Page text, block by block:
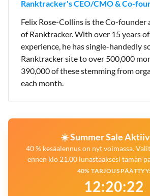
Ranktracker's CEO/CMO & Co-
Felix Rose-Collins is the Co-founder
of Ranktracker. With over 15 years of
experience, he has single-handedly
Ranktracker site to over 500,000
390,000 of these stemming from
each month.
☀️ Summer Sale
40 % kesäalennus on nyt voimassa.
ennen klo 21.00 lunastaaksesi tämän
40% TARJOUS PÄÄTTYY:
12:20:21